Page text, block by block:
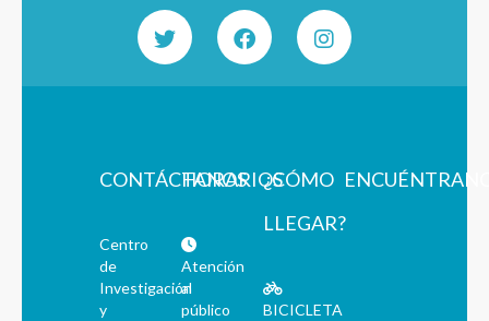
CONTÁCTANOS
Centro
de
Investigación
y
HORARIOS
Atención
al
público
¿CÓMO
LLEGAR?
BICICLETA